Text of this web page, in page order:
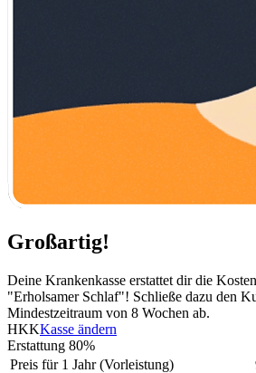
Großartig!
Deine Krankenkasse erstattet dir die
"Erholsamer Schlaf"! Schließe dazu den
Mindestzeitraum von 8 Wochen ab.
HKKKasse ändern
Erstattung 80%
Preis für 1 Jahr (Vorleistung)